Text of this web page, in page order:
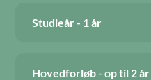
Studieår - 1 år
Hovedforløb - op til 2 år